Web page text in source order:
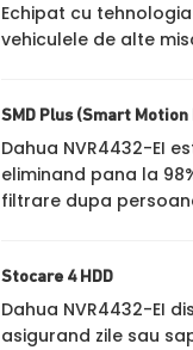
Echipat cu tehnologia
vehiculele de alte
SMD Plus (Smart
Dahua NVR4432-EI
eliminand pana la
filtrare dupa
Stocare 4 HDD
Dahua NVR4432-EI
asigurand zile sau